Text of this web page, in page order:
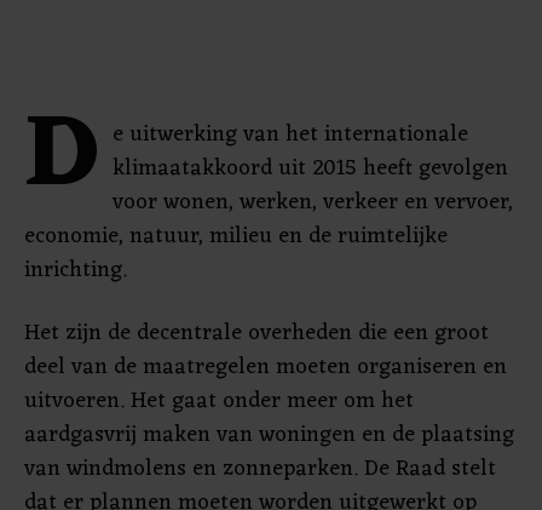
D e uitwerking van het internationale
klimaatakkoord uit 2015 heeft gevolgen
voor wonen, werken, verkeer en vervoer,
economie, natuur, milieu en de ruimtelijke
inrichting.
Het zijn de decentrale overheden die een groot
deel van de maatregelen moeten organiseren en
uitvoeren. Het gaat onder meer om het
aardgasvrij maken van woningen en de plaatsing
van windmolens en zonneparken. De Raad stelt